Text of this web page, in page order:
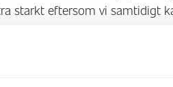
starkt eftersom vi samtidigt
Fri-version som användes